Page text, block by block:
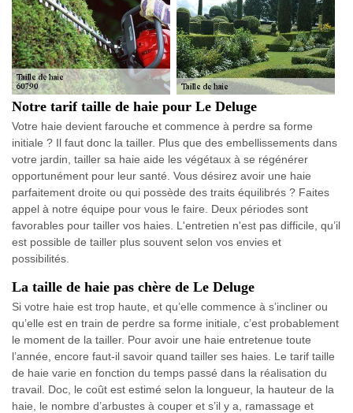
Notre tarif taille de haie pour Le Deluge
Votre haie devient farouche et commence à perdre sa forme
initiale ? Il faut donc la tailler. Plus que des embellissements dans
votre jardin, tailler sa haie aide les végétaux à se régénérer
opportunément pour leur santé. Vous désirez avoir une haie
parfaitement droite ou qui possède des traits équilibrés ? Faites
appel à notre équipe pour vous le faire. Deux périodes sont
favorables pour tailler vos haies. L'entretien n'est pas difficile, qu’il
est possible de tailler plus souvent selon vos envies et
possibilités.
La taille de haie pas chère de Le Deluge
Si votre haie est trop haute, et qu’elle commence à s’incliner ou
qu’elle est en train de perdre sa forme initiale, c’est probablement
le moment de la tailler. Pour avoir une haie entretenue toute
l’année, encore faut-il savoir quand tailler ses haies. Le tarif taille
de haie varie en fonction du temps passé dans la réalisation du
travail. Doc, le coût est estimé selon la longueur, la hauteur de la
haie, le nombre d’arbustes à couper et s’il y a, ramassage et